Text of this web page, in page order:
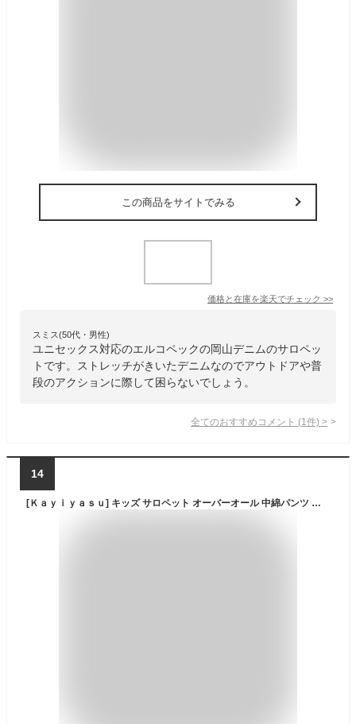
この商品をサイトでみる
価格と在庫を楽天でチェック >>
スミス(50代・男性)
ユニセックス対応のエルコペックの岡山デニムのサロペッ
トです。ストレッチがきいたデニムなのでアウトドアや普
段のアクションに際して困らないでしょう。
全てのおすすめコメント (1 件) >
14
[Ｋａｙｉｙａｓｕ] キッズ サロペット オーバーオール 中綿パンツ ベビー服 男の子 女の子 秋冬 スキーパンツ 防寒パンツ 80-120cm (100, ダークピンク)